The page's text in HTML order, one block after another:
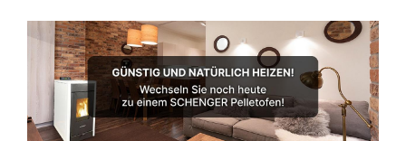
WARENKORB
PRODUCTS
SEARCH